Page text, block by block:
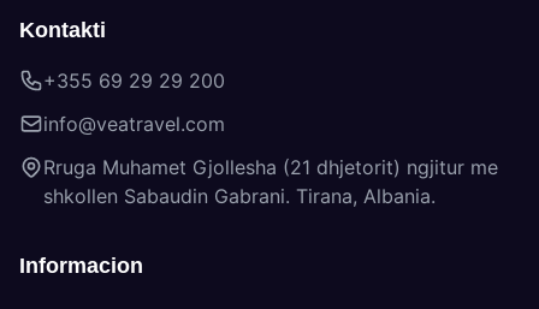
Kontakti
+355 69 29 29 200
info@veatravel.com
Rruga Muhamet Gjollesha (21 dhjetorit) ngjitur me
shkollen Sabaudin Gabrani. Tirana, Albania.
Informacion